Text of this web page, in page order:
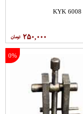
۲۵۰,۰۰۰
0%